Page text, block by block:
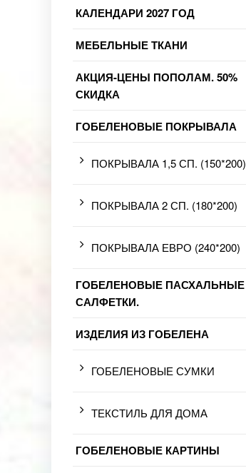
КАЛЕНДАРИ 2027 ГОД
МЕБЕЛЬНЫЕ ТКАНИ
АКЦИЯ-ЦЕНЫ ПОПОЛАМ. 50%
СКИДКА
ГОБЕЛЕНОВЫЕ ПОКРЫВАЛА
ПОКРЫВАЛА 1,5 СП. (150*200)
ПОКРЫВАЛА 2 СП. (180*200)
ПОКРЫВАЛА ЕВРО (240*200)
ГОБЕЛЕНОВЫЕ ПАСХАЛЬНЫЕ
САЛФЕТКИ.
ИЗДЕЛИЯ ИЗ ГОБЕЛЕНА
ГОБЕЛЕНОВЫЕ СУМКИ
ТЕКСТИЛЬ ДЛЯ ДОМА
ГОБЕЛЕНОВЫЕ КАРТИНЫ